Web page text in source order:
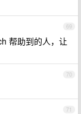
69
帮助到的人，让
70
71